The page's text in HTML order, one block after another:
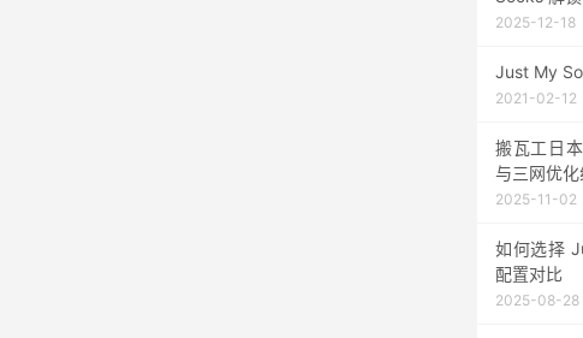
2025-12-18
Just My
2021-02-12
搬瓦工日
与三网优
2025-11-02
如何选择
配置对比
2025-08-28